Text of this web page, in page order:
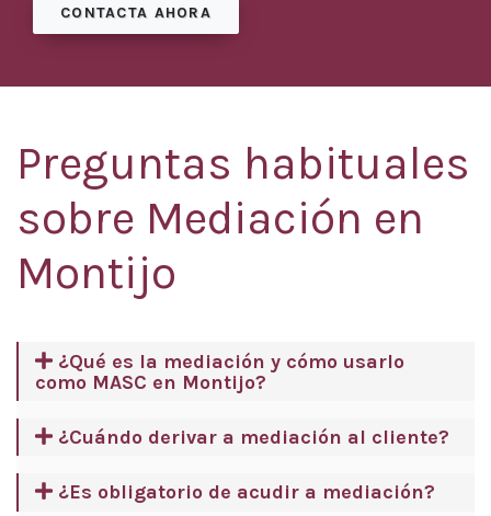
CONTACTA AHORA
Preguntas habituales
sobre Mediación en
Montijo
¿Qué es la mediación y cómo usarlo
como MASC en Montijo?
¿Cuándo derivar a mediación al cliente?
¿Es obligatorio de acudir a mediación?